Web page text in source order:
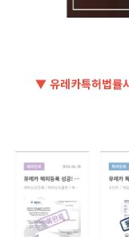
▼ 유레카특허법률